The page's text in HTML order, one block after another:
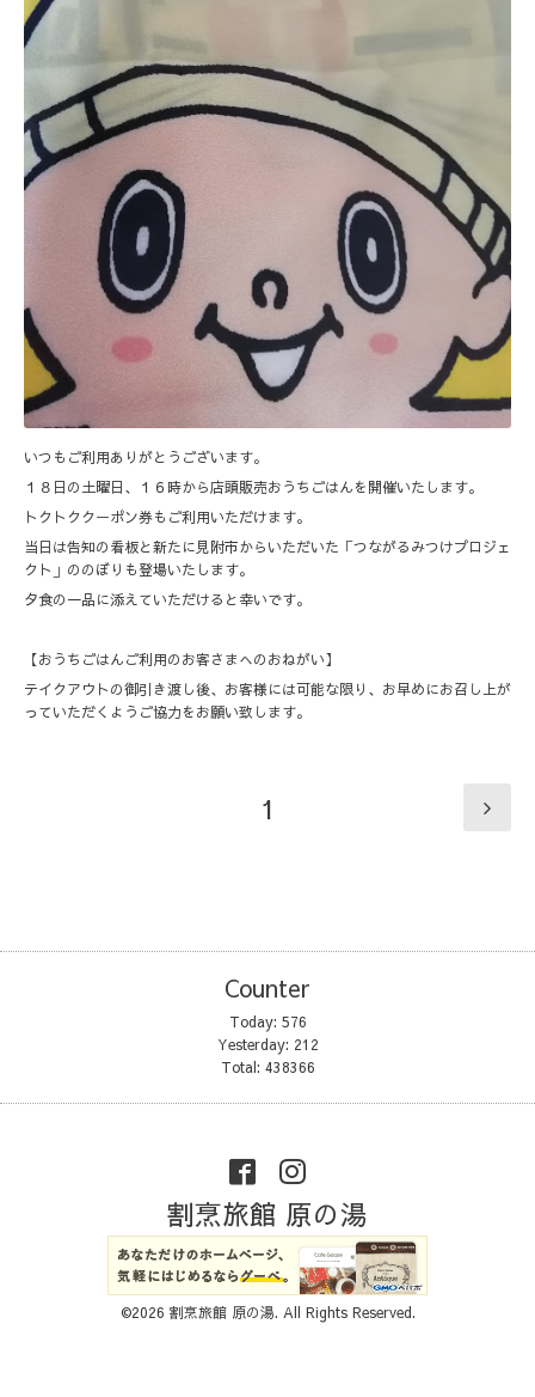
いつもご利用ありがとうございます。
１８日の土曜日、１６時から店頭販売おうちごはんを開催いたします。
トクトククーポン券もご利用いただけます。
当日は告知の看板と新たに見附市からいただいた「つながるみつけプロジェ
クト」ののぼりも登場いたします。
夕食の一品に添えていただけると幸いです。
【おうちごはんご利用のお客さまへのおねがい】
テイクアウトの御引き渡し後、お客様には可能な限り、お早めにお召し上が
っていただくようご協力をお願い致します。
1
Counter
Today: 576
Yesterday: 212
Total: 438366
割烹旅館 原の湯
©2026 割烹旅館 原の湯. All Rights Reserved.